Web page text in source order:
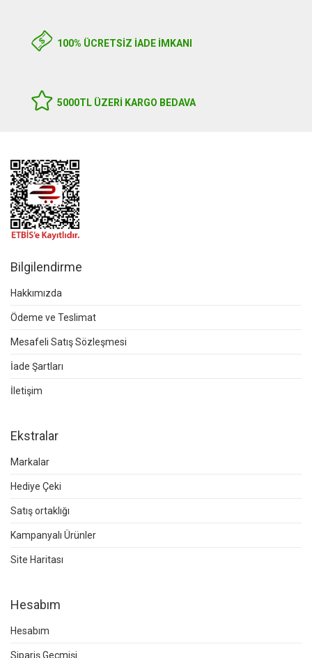
100% ÜCRETSİZ İADE İMKANI
5000TL ÜZERI KARGO BEDAVA
Bilgilendirme
Hakkımızda
Ödeme ve Teslimat
Mesafeli Satış Sözleşmesi
İade Şartları
İletişim
Ekstralar
Markalar
Hediye Çeki
Satış ortaklığı
Kampanyalı Ürünler
Site Haritası
Hesabım
Hesabım
Sipariş Geçmişi